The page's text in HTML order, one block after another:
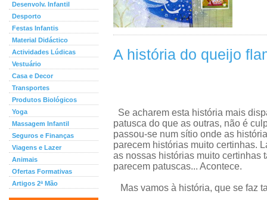
Desenvolv. Infantil
Desporto
Festas Infantis
Material Didáctico
Actividades Lúdicas
Vestuário
Casa e Decor
Transportes
Produtos Biológicos
Yoga
Massagem Infantil
Seguros e Finanças
Viagens e Lazer
Animais
Ofertas Formativas
Artigos 2ª Mão
A história do queijo
Se acharem esta história mais
patusca do que as outras, não é
passou-se num sítio onde as
parecem histórias muito certinhas.
as nossas histórias muito certinhas
parecem patuscas... Acontece.
Mas vamos à história, que se faz